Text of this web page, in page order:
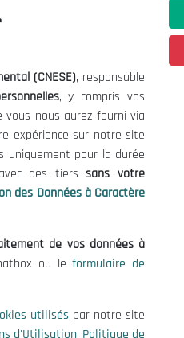
contact@cnese.dz
Suggestions ou Initiatives ?
Newsletter
Inscrivez-vous, soyez le premier
nos dernières nouvelles.
Nous!
Social et Environnemental
(CNESE), responsable
, y compris vos
nous aurez fourni via
expérience sur notre site
uniquement pour la durée
des tierssans votre
des Données à Caractère
de vos données à
ou leformulaire de
utilisés par notre site
d'Utilisation, Politique de